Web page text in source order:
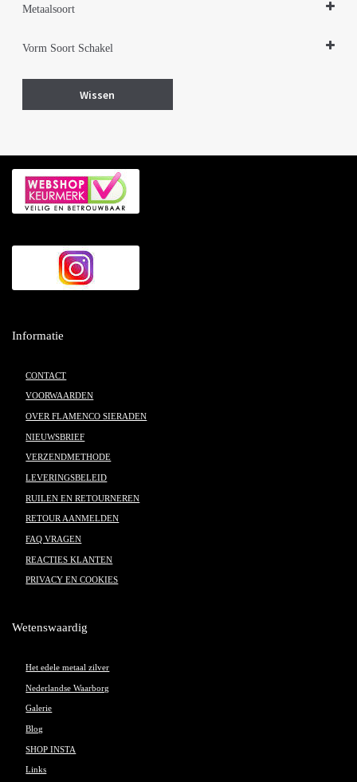
Metaalsoort
Vorm Soort Schakel
Wissen
Informatie
CONTACT
VOORWAARDEN
OVER FLAMENCO SIERADEN
NIEUWSBRIEF
VERZENDMETHODE
LEVERINGSBELEID
RUILEN EN RETOURNEREN
RETOUR AANMELDEN
FAQ VRAGEN
REACTIES KLANTEN
PRIVACY EN COOKIES
Wetenswaardig
Het edele metaal zilver
Nederlandse Waarborg
Galerie
Blog
SHOP INSTA
Links